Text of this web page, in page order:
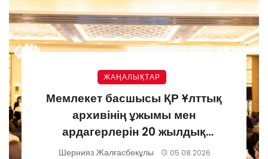
ЖАҢАЛЫҚТАР
Мемлекет басшысы ҚР Ұлттық
архивінің ұжымы мен
ардагерлерін 20 жылдық
мерейтоймен құттықтады
Шернияз Жалғасбекұлы 05.08.2026